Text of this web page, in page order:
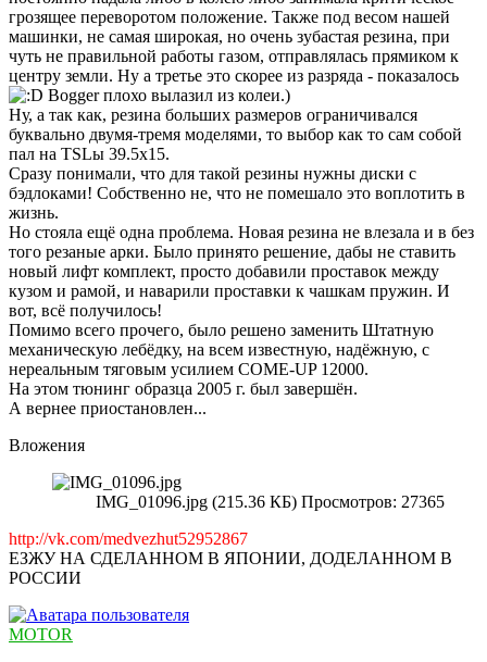
грозящее переворотом положение. Также под весом нашей
машинки, не самая широкая, но очень зубастая резина, при
чуть не правильной работы газом, отправлялась прямиком к
центру земли. Ну а третье это скорее из разряда - показалось
Bogger плохо вылазил из колеи.)
Ну, а так как, резина больших размеров ограничивался
буквально двумя-тремя моделями, то выбор как то сам собой
пал на TSLы 39.5х15.
Сразу понимали, что для такой резины нужны диски с
бэдлоками! Собственно не, что не помешало это воплотить в
жизнь.
Но стояла ещё одна проблема. Новая резина не влезала и в без
того резаные арки. Было принято решение, дабы не ставить
новый лифт комплект, просто добавили проставок между
кузом и рамой, и наварили проставки к чашкам пружин. И
вот, всё получилось!
Помимо всего прочего, было решено заменить Штатную
механическую лебёдку, на всем известную, надёжную, с
нереальным тяговым усилием COME-UP 12000.
На этом тюнинг образца 2005 г. был завершён.
А вернее приостановлен...
Вложения
IMG_01096.jpg (215.36 КБ) Просмотров: 27365
http://vk.com/medvezhut52952867
ЕЗЖУ НА СДЕЛАННОМ В ЯПОНИИ, ДОДЕЛАННОМ В
РОССИИ
MOTOR